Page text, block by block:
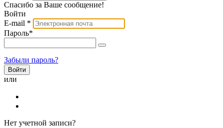
Спасибо за Ваше сообщение!
Войти
E-mail *
Пароль*
Забыли пароль?
или
Нет учетной записи?